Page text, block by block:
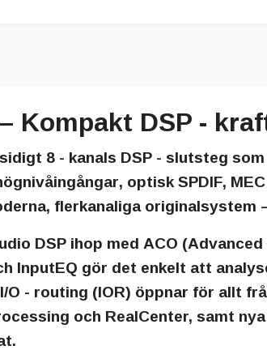
– Kompakt DSP -
8 - kanals DSP - slutsteg
, optisk SPDIF,
flerkanaliga
DSP ihop med ACO
InputEQ gör det enkelt att
O - routing (IOR) öppnar för allt
och RealCenter, samt nya